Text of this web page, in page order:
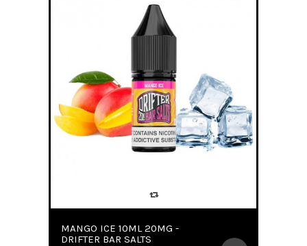
MANGO ICE 10ML 20MG -
DRIFTER BAR SALTS